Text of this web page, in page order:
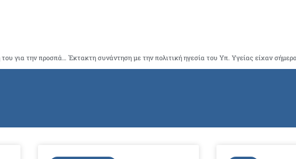
Ο ΙΣΑ με επιστολή του προς τον Πρόεδρο του ΕΟΠΥΥ εκφράζει την αγανάκτησή του για την προσπάθεια να τρομοκρατηθούν οι γιατροί για να μην ασκήσουν το δημοκρατικό δικαίωμα της αποχής και τον καλεί να αποσύρει την απαράδεκτη ανακοίνωσή του